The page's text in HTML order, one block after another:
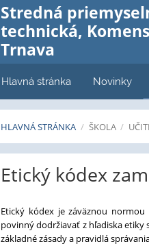
Stredná
technická,
Trnava
Hlavná stránka Novinky
HLAVNÁ STRÁNKA / ŠKOLA /
Etický
kódex
zamestnanca
Etický kódex
Etický kódex je záväznou
povinný dodržiavať z hľadiska etiky
základné zásady a pravidlá